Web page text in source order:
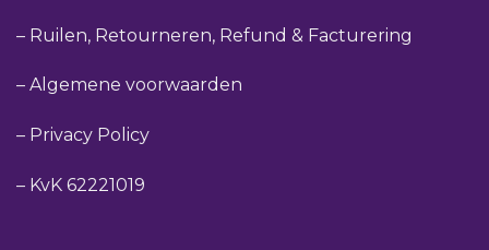
– Ruilen, Retourneren, Refund & Facturering
– Algemene voorwaarden
– Privacy Policy
– KvK 62221019